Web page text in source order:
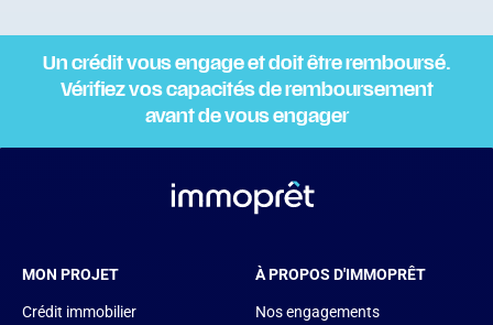
Un crédit vous engage et doit être remboursé.
Vérifiez vos capacités de remboursement
avant de vous engager
MON PROJET
Crédit immobilier
À PROPOS D'IMMOPRÊT
Nos engagements